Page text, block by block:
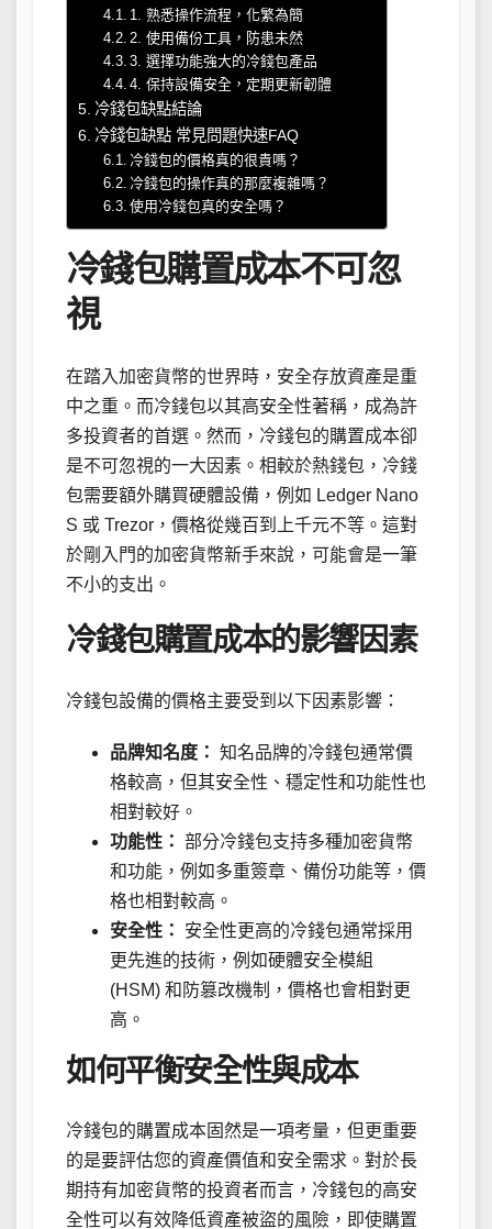
1. 熟悉操作流程，化繁為簡
2. 使用備份工具，防患未然
3. 選擇功能強大的冷錢包產品
4. 保持設備安全，定期更新韌體
冷錢包缺點結論
冷錢包缺點 常見問題快速FAQ
冷錢包的價格真的很貴嗎？
冷錢包的操作真的那麼複雜嗎？
使用冷錢包真的安全嗎？
冷錢包購置成本不可忽
視
在踏入加密貨幣的世界時，安全存放資產是重
中之重。而冷錢包以其高安全性著稱，成為許
多投資者的首選。然而，冷錢包的購置成本卻
是不可忽視的一大因素。相較於熱錢包，冷錢
包需要額外購買硬體設備，例如 Ledger Nano
S 或 Trezor，價格從幾百到上千元不等。這對
於剛入門的加密貨幣新手來說，可能會是一筆
不小的支出。
冷錢包購置成本的影響因素
冷錢包設備的價格主要受到以下因素影響：
品牌知名度： 知名品牌的冷錢包通常價
格較高，但其安全性、穩定性和功能性也
相對較好。
功能性： 部分冷錢包支持多種加密貨幣
和功能，例如多重簽章、備份功能等，價
格也相對較高。
安全性：
安全性更高的冷錢包通常採用
更先進的技術，例如硬體安全模組
(HSM) 和防篡改機制，價格也會相對更
高。
如何平衡安全性與成本
冷錢包的購置成本固然是一項考量，但更重要
的是要評估您的資產價值和安全需求。對於長
期持有加密貨幣的投資者而言，冷錢包的高安
全性可以有效降低資產被盜的風險，即使購置